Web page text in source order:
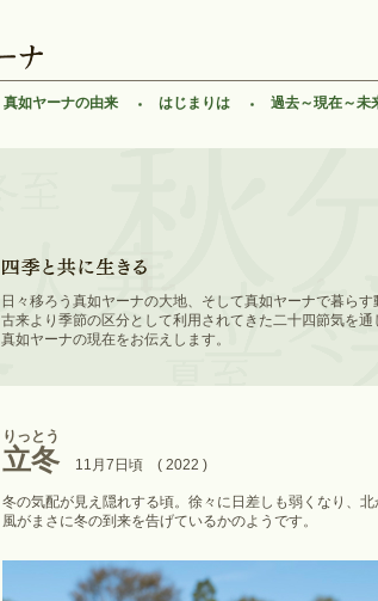
真如ヤーナの由来 はじまりは 過去～現在～未
日々移ろう真如ヤーナの大地、そして真如ヤーナで暮らす
古来より季節の区分として利用されてきた二十四節気を通
真如ヤーナの現在をお伝えします。
立冬
りっとう
11月7日頃 ( 2022 )
冬の気配が見え隠れする頃。徐々に日差しも弱くなり、北
風がまさに冬の到来を告げているかのようです。